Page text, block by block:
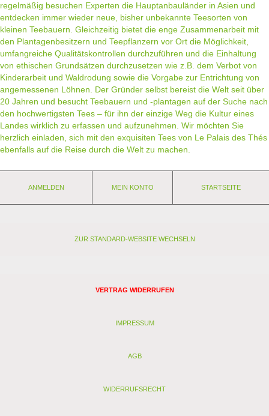
regelmäßig besuchen Experten die Hauptanbauländer in Asien und
entdecken immer wieder neue, bisher unbekannte Teesorten von
kleinen Teebauern. Gleichzeitig bietet die enge Zusammenarbeit mit
den Plantagenbesitzern und Teepflanzern vor Ort die Möglichkeit,
umfangreiche Qualitätskontrollen durchzuführen und die Einhaltung
von ethischen Grundsätzen durchzusetzen wie z.B. dem Verbot von
Kinderarbeit und Waldrodung sowie die Vorgabe zur Entrichtung von
angemessenen Löhnen. Der Gründer selbst bereist die Welt seit über
20 Jahren und besucht Teebauern und -plantagen auf der Suche nach
den hochwertigsten Tees – für ihn der einzige Weg die Kultur eines
Landes wirklich zu erfassen und aufzunehmen. Wir möchten Sie
herzlich einladen, sich mit den exquisiten Tees von Le Palais des Thés
ebenfalls auf die Reise durch die Welt zu machen.
ANMELDEN MEIN KONTO STARTSEITE
ZUR STANDARD-WEBSITE WECHSELN
VERTRAG WIDERRUFEN
IMPRESSUM
AGB
WIDERRUFSRECHT